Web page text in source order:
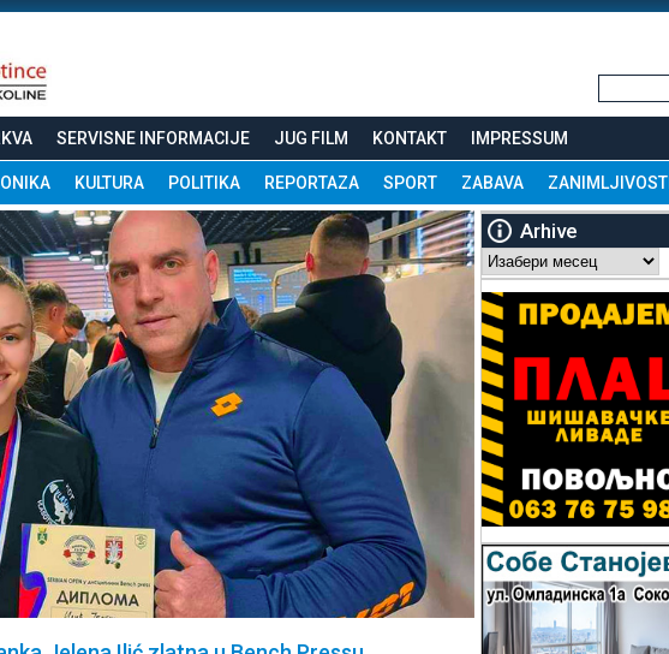
SERVISNE INFORMACIJE JUG FILM KONTAKT IMPRESSUM
KULTURA POLITIKA REPORTAZA SPORT ZABAVA ZANIMLJIVOSTI
Arhive
Arhive